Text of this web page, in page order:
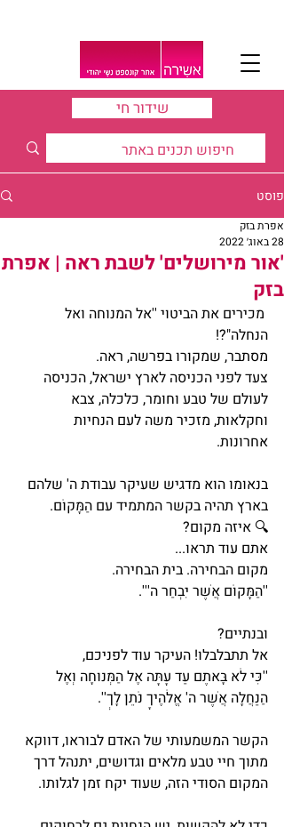
שידור חי
פוסט
'אור מירושלים' לשבת ראה | אפרת
בזק
אפרת בזק
28 באוג׳ 2022
מכירים את הביטוי ''אל המנוחה ואל
הנחלה"?!
מסתבר, שמקורו בפרשה, ראה.
צעד לפני הכניסה לארץ ישראל, הכניסה
לעולם של טבע וחומר, כלכלה, צבא
וחקלאות, מזכיר משה לעם הנחיות
אחרונות.
בנאומו הוא מדגיש שעיקר עבודת ה' שלהם
בארץ תהיה בקשר המתמיד עם הַמָּקוֹם.
🔍 איזה מקום?
אתם עוד תראו...
מקום הבחירה. בית הבחירה.
''הַמָּקוֹם אֲשֶׁר יִבְחַר ה'''.
ובנתיים?
אל תתבלבלו! העיקר עוד לפניכם,
''כִּי לֹא בָּאתֶם עַד עָתָּה אֶל הַמְּנוּחָה וְאֶל
הַנַּחֲלָה אֲשֶׁר ה' אֱלֹהֶיךָ נֹתֵן לָךְ''.
הקשר המשמעותי של האדם לבוראו, דווקא
מתוך חיי טבע מלאים וגדושים, יתנהל דרך
המקום הסודי הזה, שעוד יקח זמן לגלותו.